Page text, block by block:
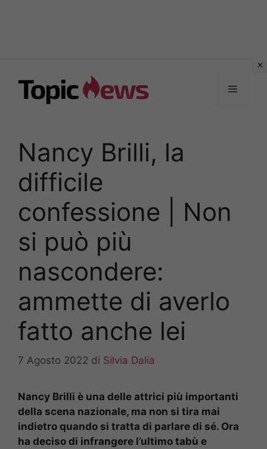
contenuto
Menu
Nancy Brilli, la
difficile
confessione | Non
si può più
nascondere:
ammette di averlo
fatto anche lei
7 Agosto 2022 di Silvia Dalia
Nancy Brilli è una delle attrici più importanti
della scena nazionale, ma non si tira mai
indietro quando si tratta di parlare di sé. Ora
ha deciso di infrangere l’ultimo tabù e